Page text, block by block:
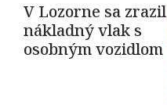
V Lozorne sa zrazil
nákladný vlak s
osobným vozidlom